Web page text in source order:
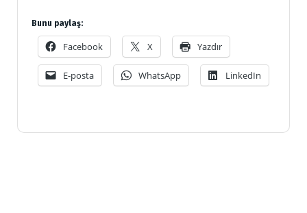
Bunu paylaş:
Facebook X Yazdır
E-posta WhatsApp LinkedIn